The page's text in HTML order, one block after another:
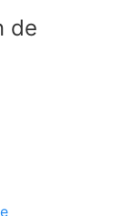
de